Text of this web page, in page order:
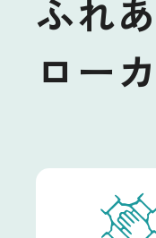
ふれ
ロー